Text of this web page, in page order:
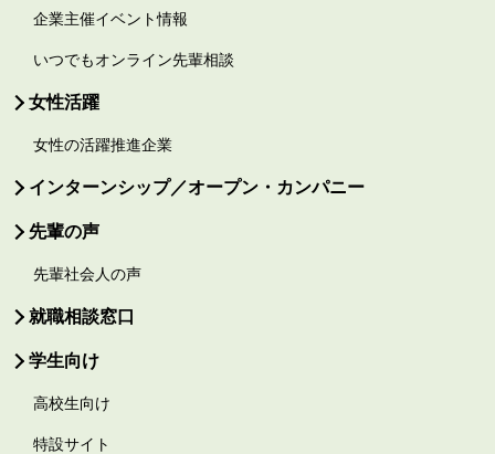
企業主催イベント情報
いつでもオンライン先輩相談
女性活躍
女性の活躍推進企業
インターンシップ／オープン・カンパニー
先輩の声
先輩社会人の声
就職相談窓口
学生向け
高校生向け
特設サイト